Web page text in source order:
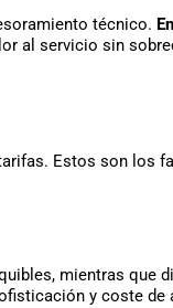
técnico.
al servicio sin
Estos son los
mientras que
y coste de